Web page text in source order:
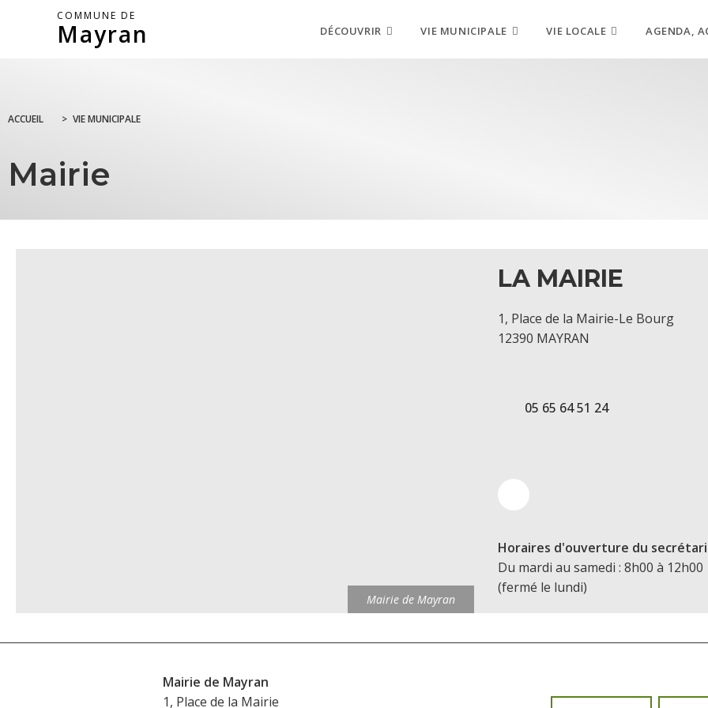
COMMUNE DE
Mayran DÉCOUVRIR VIE MUNICIPALE VIE LOCALE AGENDA,
ACCUEIL > VIE MUNICIPALE
Mairie
Mairie de Mayran
LA MAIRIE
1, Place de la Mairie-Le Bourg
12390 MAYRAN
05 65 64 51 24
Horaires d'ouverture du
Du mardi au samedi : 8h00 à 12h00
(fermé le lundi)
Mairie de Mayran
1, Place de la Mairie